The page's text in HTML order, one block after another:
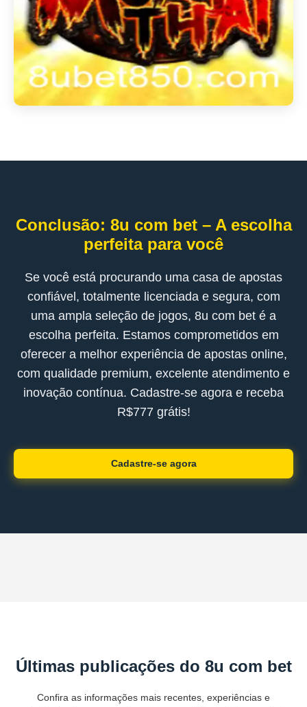
Conclusão: 8u com bet – A escolha
perfeita para você
Se você está procurando uma casa de apostas
confiável, totalmente licenciada e segura, com
uma ampla seleção de jogos, 8u com bet é a
escolha perfeita. Estamos comprometidos em
oferecer a melhor experiência de apostas online,
com qualidade premium, excelente atendimento e
inovação contínua. Cadastre-se agora e receba
R$777 grátis!
Cadastre-se agora
Últimas publicações do 8u com bet
Confira as informações mais recentes, experiências e